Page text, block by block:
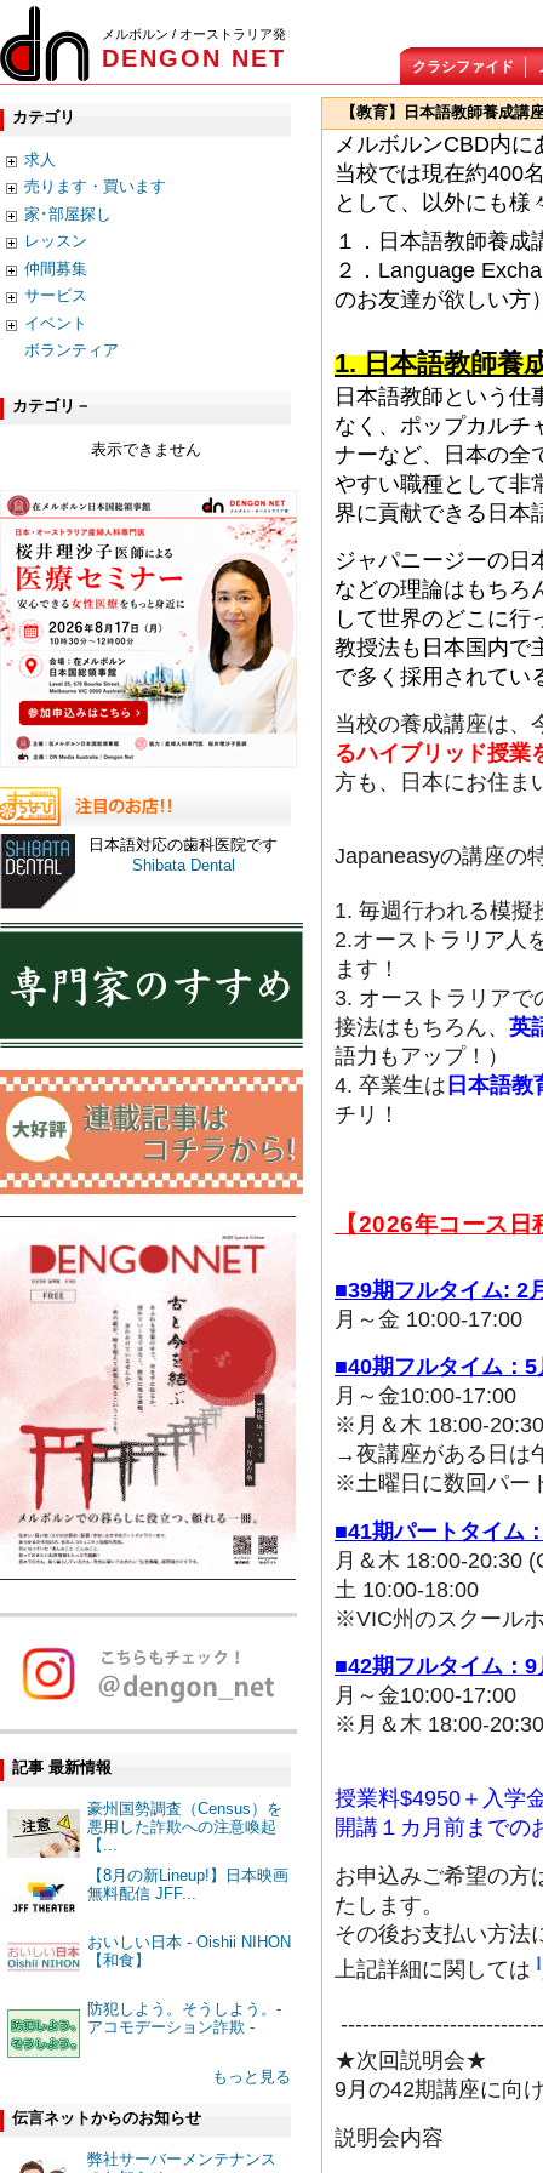
メルボルン / オーストラリア発
DENGON NET クラシファイド
カテゴリ
求人
売ります・買います
家･部屋探し
レッスン
仲間募集
サービス
イベント
ボランティア
カテゴリ－
表示できません
日本語対応の歯科医院です
Shibata Dental
記事 最新情報
豪州国勢調査（Census）を
悪用した詐欺への注意喚起
【...
【8月の新Lineup!】日本映画
無料配信 JFF...
おいしい日本 - Oishii NIHON
【和食】
防犯しよう。そうしよう。-
アコモデーション詐欺 -
もっと見る
伝言ネットからのお知らせ
弊社サーバーメンテナンス
【教育】日本語教師養成
メルボルンCBD内
当校では現在約400
として、以外にも様
１．日本語教師養
２．Language
のお友達が欲しい方
1. 日本語教師養
日本語教師という仕
なく、ポップカルチ
ナーなど、日本の全
やすい職種として非
界に貢献できる日本
ジャパニージーの日
などの理論はもちろ
して世界のどこに行
教授法も日本国内で
で多く採用されてい
当校の養成講座は、
るハイブリッド授業
方も、日本にお住ま
Japaneasyの講座の
1. 毎週行われる模擬
2.オーストラリア人
ます！
3. オーストラリアで
接法はもちろん、 英
語力もアップ！）
4. 卒業生は 日本語教
チリ！
【2026年コース日
■39期フルタイム: 2
月～金 10:00-17:00
■40期フルタイム：
月～金10:00-17:00
※月＆木 18:00-
→夜講座がある日は
※土曜日に数回パー
■41期パートタイム
月＆木 18:00-20:30
土 10:00-18:00
※VIC州のスクール
■42期フルタイム：
月～金10:00-17:00
※月＆木 18:00-
授業料$4950＋入学
開講１カ月前まで
お申込みご希望の方
たします。
その後お支払い方法
上記詳細に関しては
★次回説明会★
9月の42期講座に向
説明会内容